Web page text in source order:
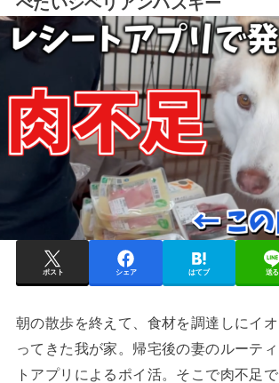
ポスト シェア はてブ 送る
朝の散歩を終えて、食材を調達しにイ
ってきた我が家。帰宅後の妻のルーテ
トアプリによるポイ活。そこで肉不足